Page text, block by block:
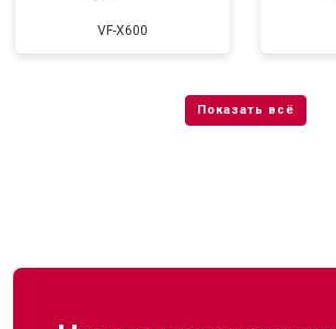
VF-X600